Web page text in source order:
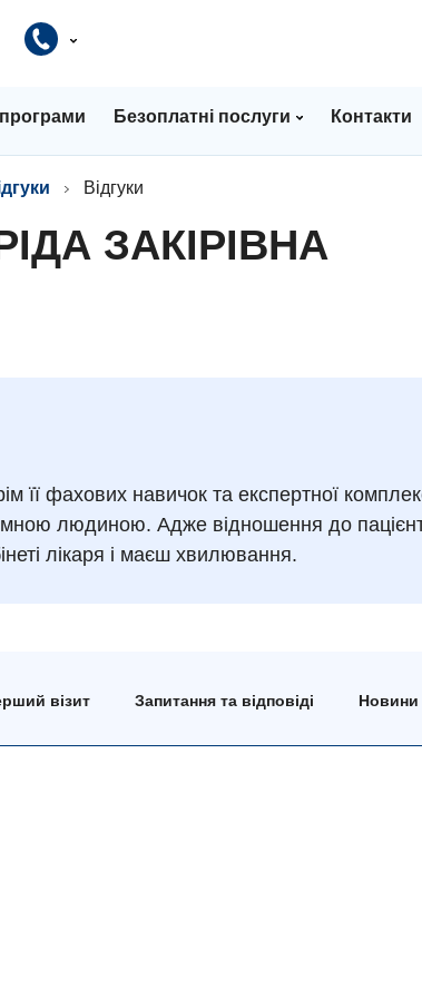
програми Безоплатні послуги Контакти
Відгуки
ЗАКІРІВНА
фахових навичок та експертної
людиною. Адже відношення до
лікаря і маєш хвилювання.
візит Запитання та відповіді Новини